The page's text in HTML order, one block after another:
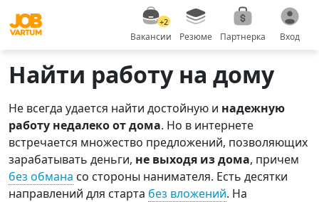
+2
Вакансии Резюме Партнерка Вход
Найти работу на дому
Не всегда удается найти достойную и надежную
работу недалеко от дома. Но в интернете
встречается множество предложений, позволяющих
зарабатывать деньги, не выходя из дома, причем
без обмана со стороны нанимателя. Есть десятки
направлений для старта без вложений. На